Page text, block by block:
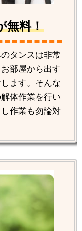
無料！
タンスは非常
部屋から出す
ます。そんな
体作業を行い
作業も勿論対